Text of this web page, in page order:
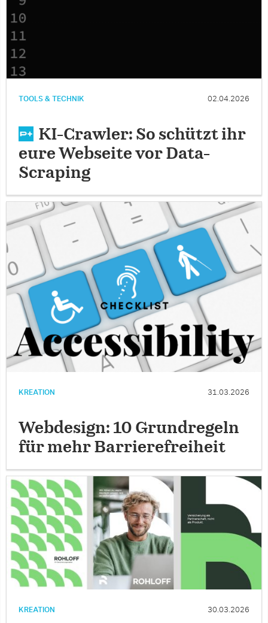
TOOLS & TECHNIK 02.04.2026
KI-Crawler: So schützt ihr
eure Webseite vor Data-
Scraping
KREATION 31.03.2026
Webdesign: 10 Grundregeln
für mehr Barrierefreiheit
KREATION 30.03.2026